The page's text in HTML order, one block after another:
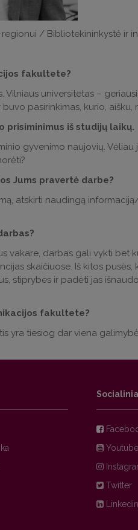
/ Bibliotekininkystė ir
fakultete?
universitetas –
pasirinkimas, kurio, aišku,
prisiminimus iš studijų laikų.
gyvenimo naujovių.
Jums pravertė darbe?
atskirti naudingą
vakare, darbas gali vykti bet
skaičiuose. Iš kitos pusės,
stiprybes ir padėti jas
fakultete?
yra tiesiog dar viena
Youtube
Twitter
Linkedin